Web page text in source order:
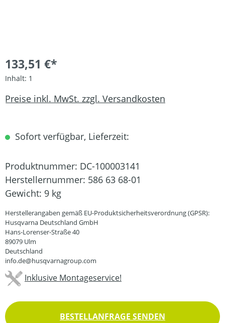
133,51 €*
Inhalt: 1
Preise inkl. MwSt. zzgl. Versandkosten
Sofort verfügbar, Lieferzeit:
Produktnummer: DC-100003141
Herstellernummer: 586 63 68-01
Gewicht: 9 kg
Herstellerangaben gemäß EU-Produktsicherheitsverordnung (GPSR):
Husqvarna Deutschland GmbH
Hans-Lorenser-Straße 40
89079 Ulm
Deutschland
info.de@husqvarnagroup.com
Inklusive Montageservice!
BESTELLANFRAGE SENDEN